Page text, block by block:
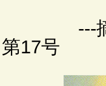
---摘自
第17号